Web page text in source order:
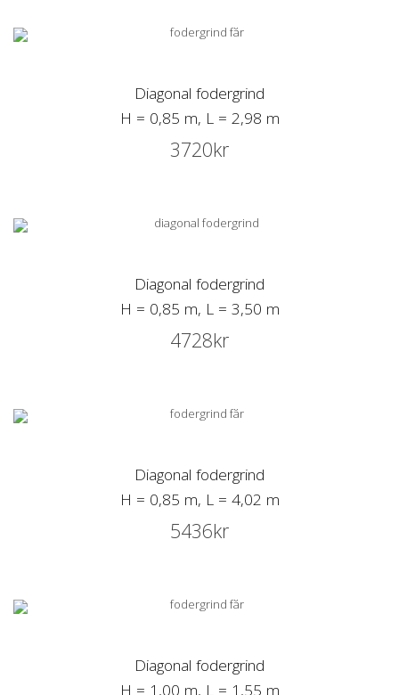
Diagonal fodergrind
H = 0,85 m, L = 2,98 m
3720kr
Diagonal fodergrind
H = 0,85 m, L = 3,50 m
4728kr
Diagonal fodergrind
H = 0,85 m, L = 4,02 m
5436kr
Diagonal fodergrind
H = 1,00 m, L = 1,55 m